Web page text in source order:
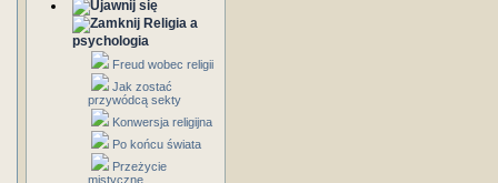
Religia a
psychologia
Freud wobec religii
Jak zostać
przywódcą sekty
Konwersja religijna
Po końcu świata
Przeżycie
mistyczne